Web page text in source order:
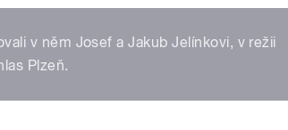
v něm Josef a Jakub Jelínkovi, v režii
Plzeň.